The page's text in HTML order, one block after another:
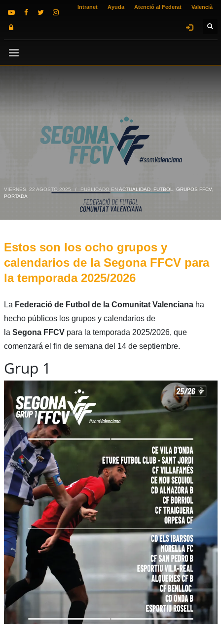
Intranet Ayuda Atenció al Federat Valencià
VIERNES, 22 AGOSTO 2025 / PUBLICADO ENACTUALIDAD, FUTBOL GRUPOS FFCV,
PORTADA
Estos son los ocho grupos y
calendarios de la Segona FFCV para
la temporada 2025/2026
La Federació de Futbol de la Comunitat Valenciana ha
hecho públicos los grupos y calendarios de
la Segona FFCVpara la temporada 2025/2026, que
comenzará el fin de semana del 14 de septiembre.
Grup 1